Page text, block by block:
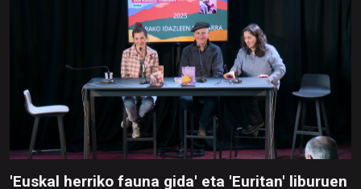
'Euskal herriko fauna gida' eta 'Euritan' liburuen